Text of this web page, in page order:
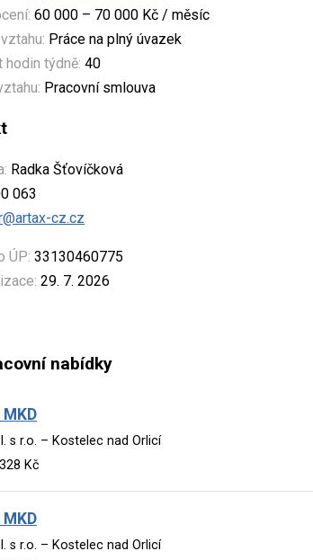
60 000 – 70 000 Kč / měsíc
Práce na plný úvazek
týdně: 40
Pracovní smlouva
Radka Šťovíčková
063
cz.cz
ÚP: 33130460775
29. 7. 2026
nabídky
s r.o. – Kostelec nad Orlicí
Kč
s r.o. – Kostelec nad Orlicí